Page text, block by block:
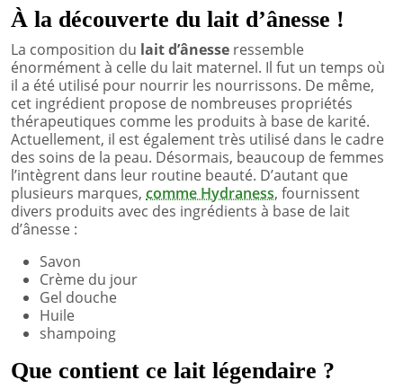
À la découverte du lait d’ânesse !
La composition du lait d’ânesse ressemble
énormément à celle du lait maternel. Il fut un temps où
il a été utilisé pour nourrir les nourrissons. De même,
cet ingrédient propose de nombreuses propriétés
thérapeutiques comme les produits à base de karité.
Actuellement, il est également très utilisé dans le cadre
des soins de la peau. Désormais, beaucoup de femmes
l’intègrent dans leur routine beauté. D’autant que
plusieurs marques, comme Hydraness, fournissent
divers produits avec des ingrédients à base de lait
d’ânesse :
Savon
Crème du jour
Gel douche
Huile
shampoing
Que contient ce lait légendaire ?